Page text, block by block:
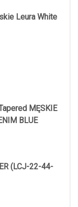
Leura White
MĘSKIE
BLUE
(LCJ-22-44-